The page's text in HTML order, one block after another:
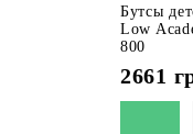
Бутсы
Low
800
2661